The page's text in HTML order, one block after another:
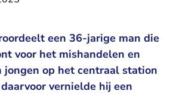
een 36-jarige man die
voor het mishandelen en
jongen op het centraal station
vernielde hij een